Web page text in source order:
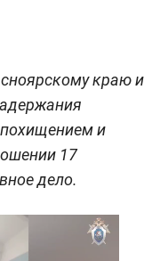
краю и
и
17
дело.